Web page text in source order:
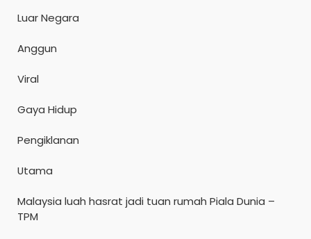
Luar Negara
Anggun
Viral
Gaya Hidup
Pengiklanan
Utama
Malaysia luah hasrat jadi tuan rumah Piala Dunia –
TPM